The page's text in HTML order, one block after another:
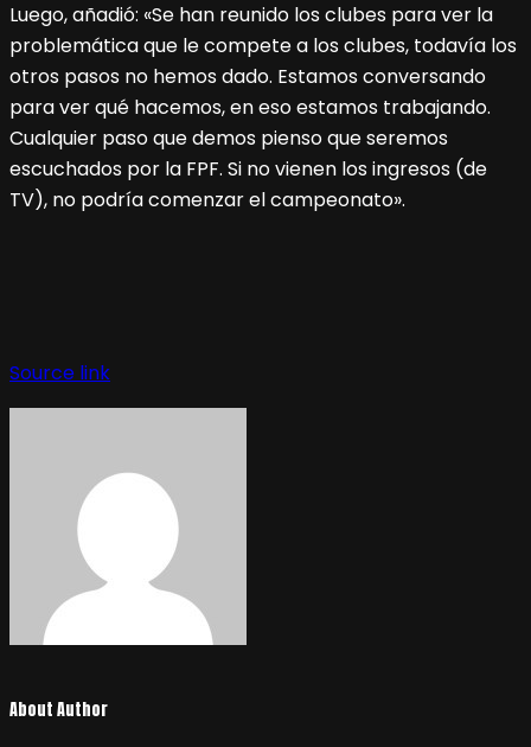
Luego, añadió: «Se han reunido los clubes para ver la
problemática que le compete a los clubes, todavía los
otros pasos no hemos dado. Estamos conversando
para ver qué hacemos, en eso estamos trabajando.
Cualquier paso que demos pienso que seremos
escuchados por la FPF. Si no vienen los ingresos (de
TV), no podría comenzar el campeonato».
Source link
About Author